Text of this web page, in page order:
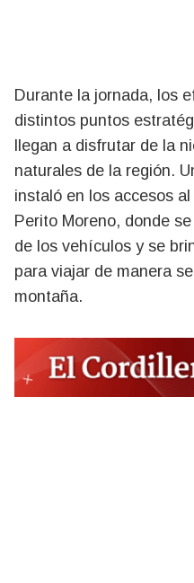
Durante la jornada, los
distintos puntos
llegan a disfrutar de la
naturales de la región.
instaló en los accesos
Perito Moreno, donde
de los vehículos y se
para viajar de manera
montaña.